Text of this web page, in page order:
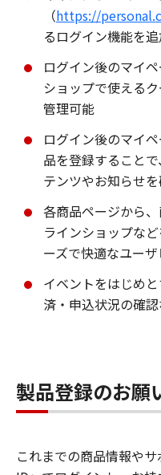
（https://
るログイン機能を
ログイン後のマイ
ショップで使える
管理可能
ログイン後のマイ
品を登録すること
テンツやお知らせ
各商品ページから
ラインショップな
ーズで快適なユー
イベントをはじめ
済・申込状況の確
製品登録のお願
これまでの商品情報や